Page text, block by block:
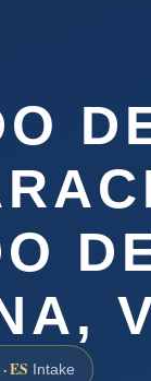
ES Intake